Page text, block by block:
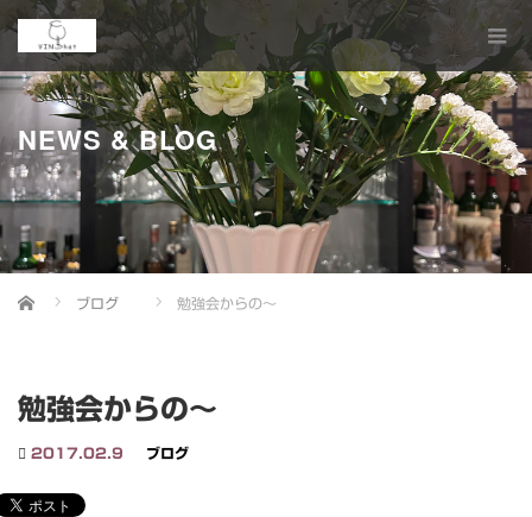
NEWS & BLOG
Home ブログ 勉強会からの～
勉強会からの～
2017.02.9 ブログ